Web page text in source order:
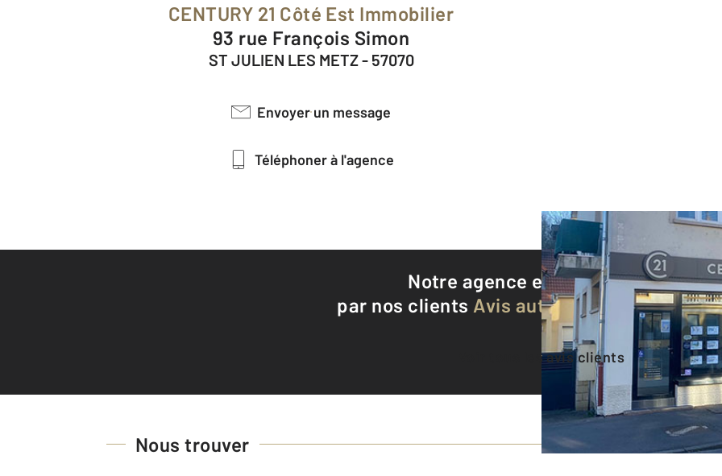
CENTURY 21 Côté Est Immobilier
93 rue François Simon
ST JULIEN LES METZ - 57070
Envoyer un message
Téléphoner à l'agence
Notre agence est notée9,2/10
par nos clients Avis authentifiés par
Voir tous les avis clients
Nous trouver